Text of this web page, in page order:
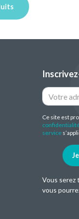
Ce site est
service
Vous serez
vous